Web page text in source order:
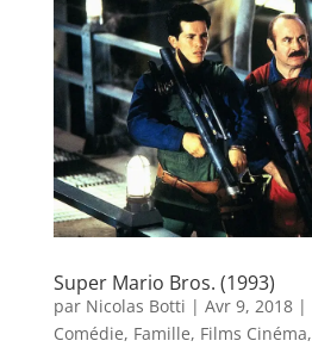
Super Mario Bros. (1993)
par Nicolas Botti | Avr 9, 2018|
Comédie, Famille, Films Cinéma,